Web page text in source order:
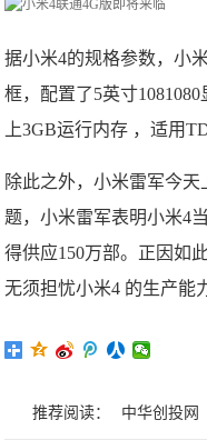
据小米4的规格参数，小
框，配置了5英寸
上3GB运行内存 ，适用
除此之外，小米雷军今
题，小米雷军表明小米4
得供应150万部。正因如
无须担忧小米4 的生产能
推荐阅读： 中华创投网